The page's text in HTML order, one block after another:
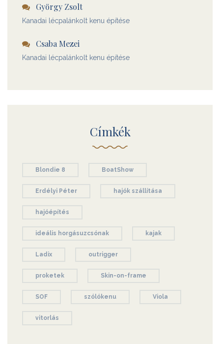
György Zsolt
Kanadai lécpalánkolt kenu építése
Csaba Mezei
Kanadai lécpalánkolt kenu építése
Címkék
Blondie 8 BoatShow
Erdélyi Péter hajók szállítása
hajóépítés
ideális horgásuzcsónak kajak
Ladix outrigger
proketek Skin-on-frame
SOF szólókenu Viola
vitorlás